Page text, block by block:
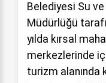
Belediyesi Su
Müdürlüğü
yılda kırsal
merkezlerinde
turizm alanında